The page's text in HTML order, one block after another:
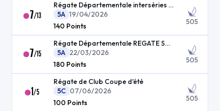
7/13
Régate Départementale interséries dériveur
5A 19/04/2026
140 Points 505
7/15
Régate Départementale REGATE SOUP DAY
5A 22/03/2026
180 Points 505
1/5
Régate de Club Coupe d'été
5C 07/06/2026
100 Points 505